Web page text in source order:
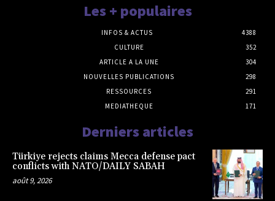
Les + populaires
INFOS & ACTUS
4388
CULTURE
352
ARTICLE A LA UNE
304
NOUVELLES PUBLICATIONS
298
RESSOURCES
291
MEDIATHEQUE
171
Derniers articles
Türkiye rejects claims Mecca defense pact
conflicts with NATO/DAILY SABAH
août 9, 2026